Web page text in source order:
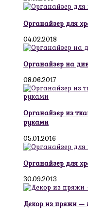
Органайзер для
04.02.2018
Органайзер на
08.06.2017
Органайзер из
руками
05.01.2016
Органайзер для
30.09.2013
Декор из пряжи —